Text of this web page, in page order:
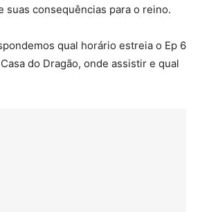
suas consequências para o reino.
qual horário estreia o Ep 6
do Dragão, onde assistir e qual